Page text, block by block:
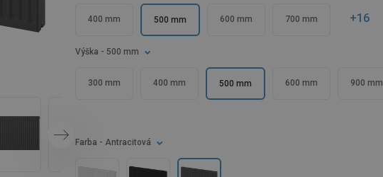
400 mm 500 mm 600 mm 700 mm +16
Výška - 500 mm
300 mm 400 mm 500 mm 600 mm 900 mm
Farba - Antracitová